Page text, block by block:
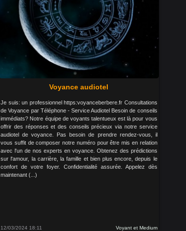
Voyance audiotel
Je suis: un professionnel https:voyanceberbere.fr Consultations
de Voyance par Téléphone - Service Audiotel Besoin de conseils
immédiats? Notre équipe de voyants talentueux est là pour vous
offrir des réponses et des conseils précieux via notre service
audiotel de voyance. Pas besoin de prendre rendez-vous, il
vous suffit de composer notre numéro pour être mis en relation
avec l'un de nos experts en voyance. Obtenez des prédictions
sur l'amour, la carrière, la famille et bien plus encore, depuis le
confort de votre foyer. Confidentialité assurée. Appelez dès
maintenant (...)
12/03/2024 18:11 Voyant et Medium